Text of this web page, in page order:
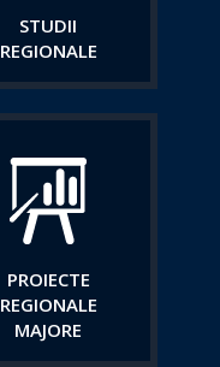
STUDII
REGIONALE
PROIECTE
REGIONALE
MAJORE